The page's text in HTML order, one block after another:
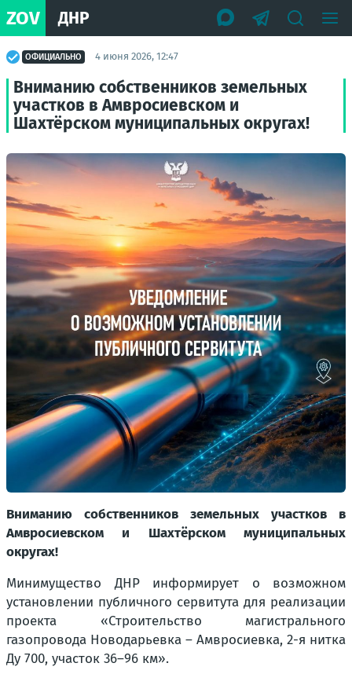
ZOV ДНР
ОФИЦИАЛЬНО 4 июня 2026, 12:47
Вниманию собственников земельных
участков в Амвросиевском и
Шахтёрском муниципальных округах!
Вниманию собственников земельных участков в
Амвросиевском и Шахтёрском муниципальных
округах!
Минимущество ДНР информирует о возможном
установлении публичного сервитута для реализации
проекта «Строительство магистрального
газопровода Новодарьевка – Амвросиевка, 2-я нитка
Ду 700, участок 36–96 км».